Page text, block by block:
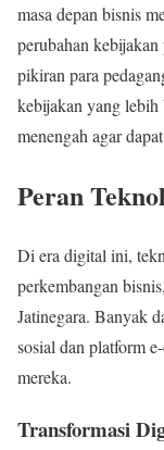
masa depan bisnis
perubahan
pikiran para
kebijakan yang lebih
menengah agar
Peran
Di era digital ini,
perkembangan
Jatinegara. Banyak
sosial dan platform
mereka.
Transformasi